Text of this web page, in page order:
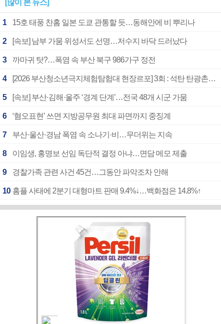
[많이 본 뉴스]
1 15호 태풍 찬홈 일본 도쿄 관통할 듯…동해안에 비 뿌리나
2 [속보] 남부 가뭄 위성서도 선명…저수지 바닥 드러났다
3 까마귀 탓?…폭염 속 부산 북구 986가구 정전
4 [2026 부산청소년극지체험탐험대 현장르포] 3회 : 석탄 탄광촌에서 북극 연구의 중심지로
5 [속보] 부산·김해·울주 ‘경계 단계’…전국 48개 시군 가뭄
6 ‘혐오표현’ 쓰면 지방공무원 최대 파면까지 중징계
7 부산·울산·경남 폭염 속 소나기·비…무더위는 지속
8 이임생, 홍명보 선임 독단적 결정 아냐…면담 메모 제출
9 경찰가족 관련 사건 45건…그동안 파악조차 안해
10 홈플 사태에 2분기 대형마트 판매 9.4%↓…백화점은 14.8%↑